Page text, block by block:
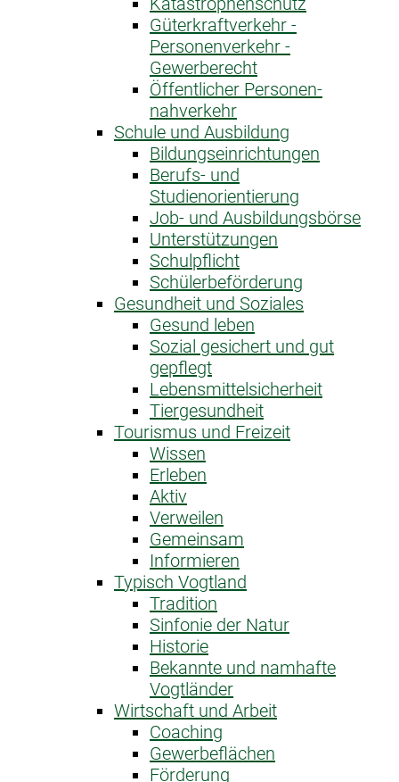
Güterkraftverkehr -
Personenverkehr -
Gewerberecht
Öffentlicher Personen­
nahverkehr
Schule und Ausbildung
Bildungseinrichtungen
Berufs- und
Studienorientierung
Job- und Ausbildungsbörse
Unterstützungen
Schulpflicht
Schülerbeförderung
Gesundheit und Soziales
Gesund leben
Sozial gesichert und gut
gepflegt
Lebensmittelsicherheit
Tiergesundheit
Tourismus und Freizeit
Wissen
Erleben
Aktiv
Verweilen
Gemeinsam
Informieren
Typisch Vogtland
Tradition
Sinfonie der Natur
Historie
Bekannte und namhafte
Vogtländer
Wirtschaft und Arbeit
Coaching
Gewerbeflächen
Förderung